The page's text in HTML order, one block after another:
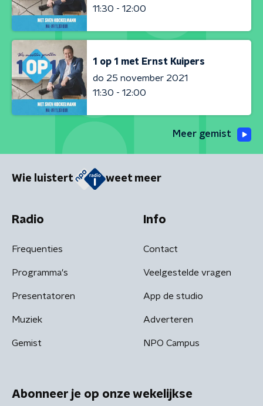
11:30 - 12:00
1 op 1 met Ernst Kuipers
do 25 november 2021
11:30 - 12:00
Meer gemist
Wie luistert weet meer
Radio
Frequenties
Programma's
Presentatoren
Muziek
Gemist
Info
Contact
Veelgestelde vragen
App de studio
Adverteren
NPO Campus
Abonneer je op onze wekelijkse